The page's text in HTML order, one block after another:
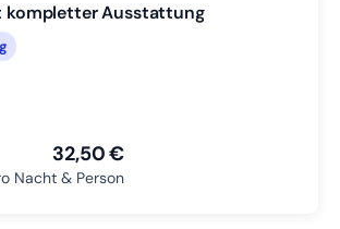
kompletter Ausstattung
32,50 €
Nacht & Person